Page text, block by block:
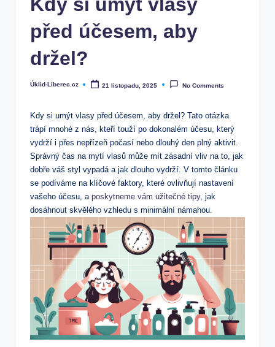
před účesem, aby
držel?
Posted
Úklid-Liberec.cz 21 listopadu, 2025 No Comments
Kdy si umýt vlasy před účesem, aby držel? Tato otázka
trápí mnohé z nás, kteří touží po dokonalém účesu, který
vydrží i přes nepřízeň počasí nebo dlouhý den plný aktivit.
Správný čas na mytí vlasů může mít zásadní vliv na to, jak
dobře váš styl vypadá a jak dlouho vydrží. V tomto článku
se podíváme na klíčové faktory, které ovlivňují nastavení
vašeho účesu, a poskytneme vám užitečné tipy, jak
dosáhnout skvělého vzhledu s minimální námahou.